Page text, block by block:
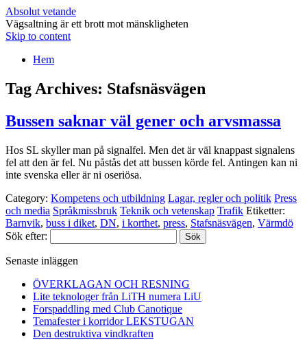
Absolut vetande
Vägsaltning är ett brott mot mänskligheten
Skip to content
Hem
Tag Archives: Stafsnäsvägen
Bussen saknar väl gener och arvsmassa
Hos SL skyller man på signalfel. Men det är väl knappast signalens
fel att den är fel. Nu påstås det att bussen körde fel. Antingen kan ni
inte svenska eller är ni oseriösa.
Category: Kompetens och utbildning Lagar, regler och politik Press
och media Språkmissbruk Teknik och vetenskap Trafik Etiketter:
Barnvik, buss i diket, DN, i korthet, press, Stafsnäsvägen, Värmdö
Sök efter:
Senaste inläggen
ÖVERKLAGAN OCH RESNING
Lite teknologer från LiTH numera LiU
Forspaddling med Club Canotique
Temafester i korridor LEKSTUGAN
Den destruktiva vindkraften